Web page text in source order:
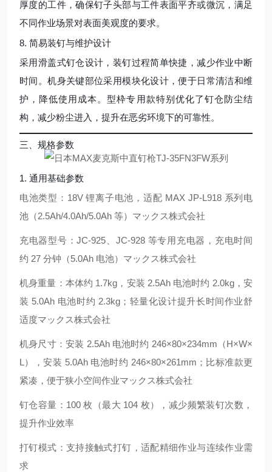
厚度的工件，确保钉子头部与工件表面平齐或微沉，满足
不同作业场景对表面美观度的要求。
8. 简易装钉与维护设计
采用滑盖式钉仓设计，装钉过程简单快捷，减少作业中断
时间。机身关键部位采用模块化设计，便于日常清洁和维
护，降低使用成本。型枠专用款特别优化了钉仓防尘结
构，减少粉尘进入，提升在恶劣环境下的可靠性。
三、规格参数
1. 通用基础参数
电池类型：18V 锂离子电池，适配 MAX JP-L918 系列电
池（2.5Ah/4.0Ah/5.0Ah 等） マックス株式会社
充电器型号：JC-925、JC-928 等专用充电器，充电时间
约 27 分钟（5.0Ah 电池） マックス株式会社
机身重量：本体约 1.7kg，安装 2.5Ah 电池时约 2.0kg，安
装 5.0Ah 电池时约 2.3kg；轻量化设计提升长时间作业舒
适度マックス株式会社
机身尺寸：安装 2.5Ah 电池时约 246×80×234mm（H×W×
L），安装 5.0Ah 电池时约 246×80×261mm；比标准款更
紧凑，便于狭小空间作业マックス株式会社
钉仓容量：100 枚（最大 104 枚），减少频繁装钉次数，
提升作业效率
打钉模式：支持接触式打钉，适配精细作业与连续作业需
求